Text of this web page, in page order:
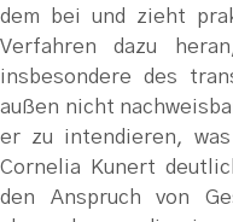
dem bei und zieht
Verfahren dazu
insbesondere des
außen nicht
er zu intendieren,
Cornelia Kunert
den Anspruch von